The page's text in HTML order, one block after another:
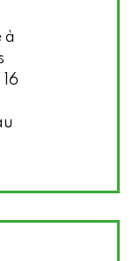
à